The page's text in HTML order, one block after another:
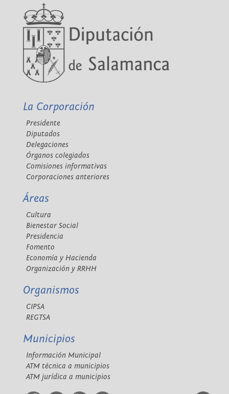
La Corporación
Presidente
Diputados
Delegaciones
Órganos colegiados
Comisiones informativas
Corporaciones anteriores
Áreas
Cultura
Bienestar Social
Presidencia
Fomento
Economía y Hacienda
Organización y RRHH
Organismos
CIPSA
REGTSA
Municipios
Información Municipal
ATM técnica a municipios
ATM jurídica a municipios